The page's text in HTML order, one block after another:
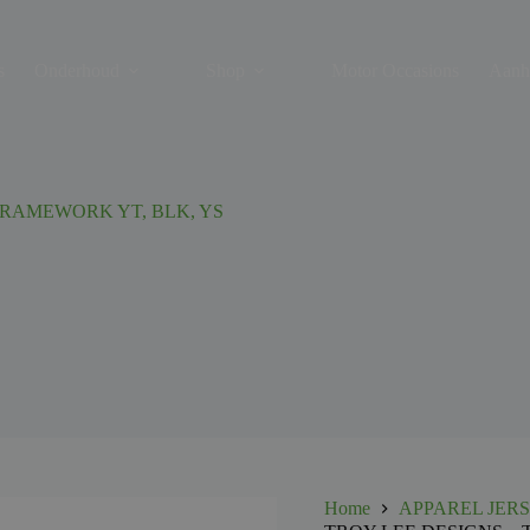
YT, BLK, YS
Home
APPAREL